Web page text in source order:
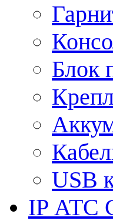
Блок
USB
IP АТС